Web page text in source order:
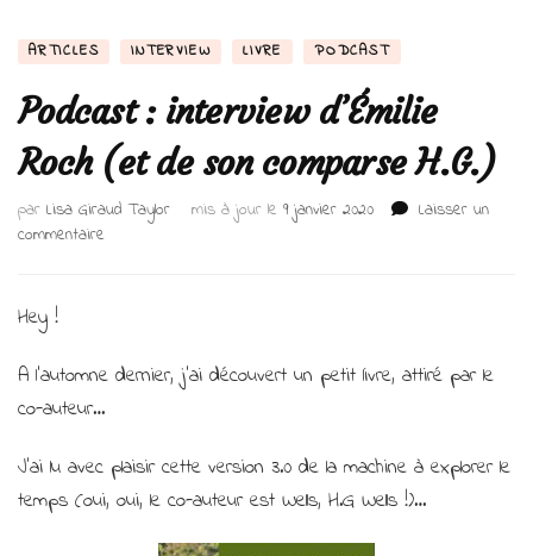
ARTICLES INTERVIEW LIVRE PODCAST
Podcast : interview d’Émilie
Roch (et de son comparse H.G.)
par Lisa Giraud Taylor mis à jour le 9 janvier 2020
Laisser un
commentaire
(et
de
comparse
H.G.)
Hey !
A l’automne dernier, j’ai découvert un petit livre, attiré par le
co-auteur…
J’ai lu avec plaisir cette version 3.0 de la machine à explorer le
temps (oui, oui, le co-auteur est Wells, H.G Wells !)…